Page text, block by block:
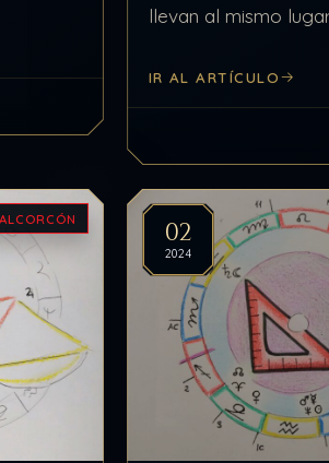
llevan al mismo
Árbol de la…
IR AL ARTÍCULO
ALCORCÓN 02
2024